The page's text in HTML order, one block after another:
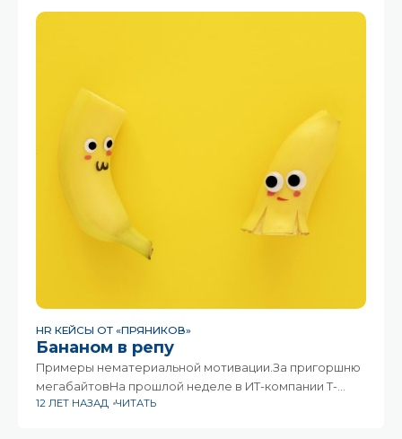
HR КЕЙСЫ ОТ «ПРЯНИКОВ»
Бананом в репу
Примеры нематериальной мотивации.За пригоршню
мегабайтовНа прошлой неделе в ИТ-компании T-
Systems (подразделение Deutsche Telekom)
12 ЛЕТ НАЗАД ЧИТАТЬ